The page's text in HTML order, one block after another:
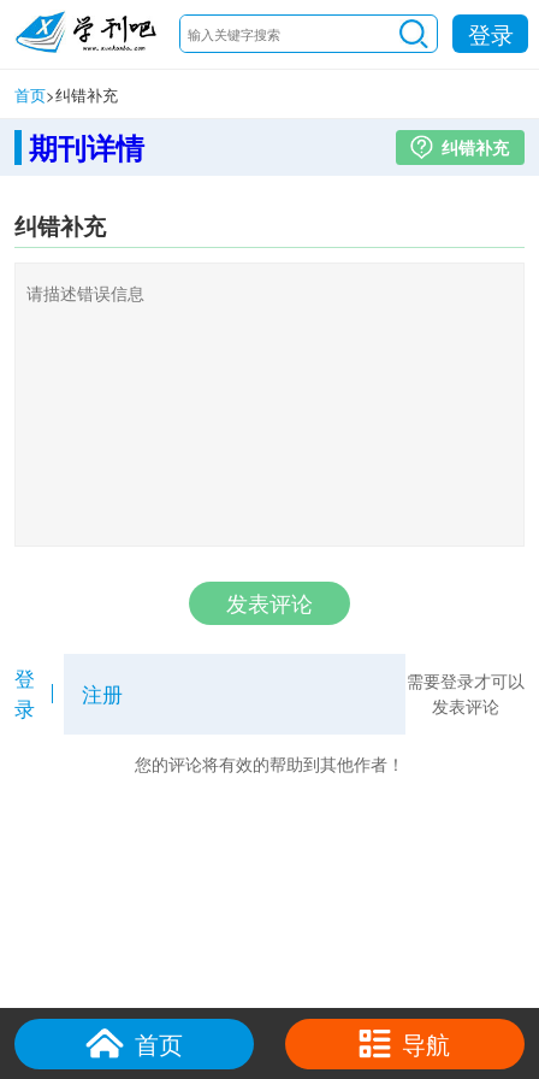
登录
首页>纠错补充
期刊详情 纠错补充
纠错补充
发表评论
登
录
注册
需要登录才可以
发表评论
您的评论将有效的帮助到其他作者！
首页 导航